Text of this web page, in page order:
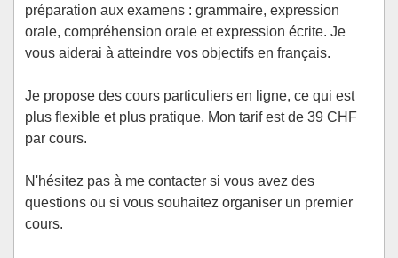
préparation aux examens : grammaire, expression
orale, compréhension orale et expression écrite. Je
vous aiderai à atteindre vos objectifs en français.
Je propose des cours particuliers en ligne, ce qui est
plus flexible et plus pratique. Mon tarif est de 39 CHF
par cours.
N'hésitez pas à me contacter si vous avez des
questions ou si vous souhaitez organiser un premier
cours.